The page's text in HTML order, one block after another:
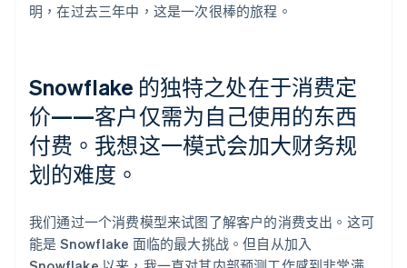
明，在过去三年中，这是一次很棒的旅程。
Snowflake 的独特之处在于消费定
价——客户仅需为自己使用的东西
付费。我想这一模式会加大财务规
划的难度。
我们通过一个消费模型来试图了解客户的消费支出。这可
能是 Snowflake 面临的最大挑战。但自从加入